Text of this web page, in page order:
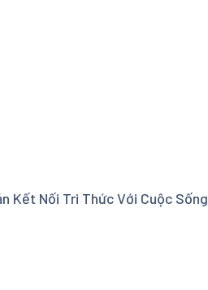
Kết Nối Tri Thức Với Cuộc Sống